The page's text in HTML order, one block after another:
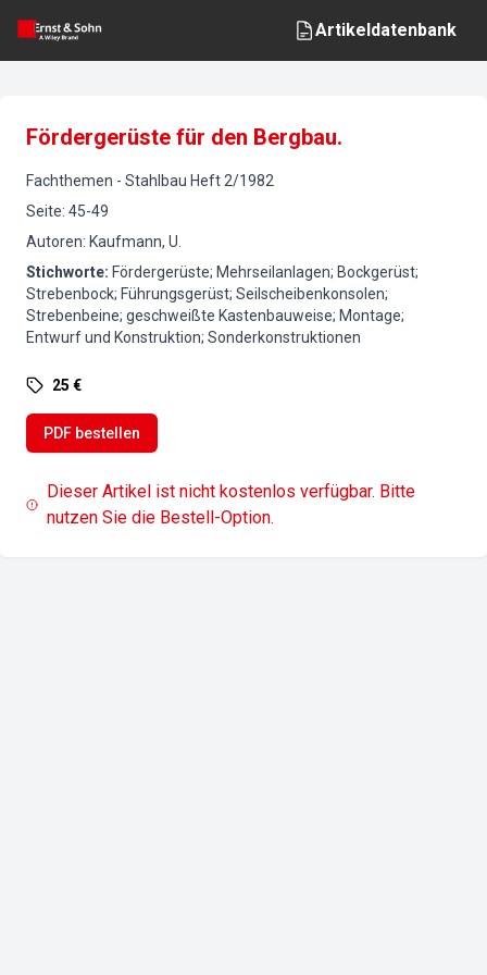
Artikeldatenbank
Fördergerüste für den Bergbau.
Fachthemen - Stahlbau Heft 2/1982
Seite: 45-49
Autoren: Kaufmann, U.
Stichworte: Fördergerüste; Mehrseilanlagen; Bockgerüst;
Strebenbock; Führungsgerüst; Seilscheibenkonsolen;
Strebenbeine; geschweißte Kastenbauweise; Montage;
Entwurf und Konstruktion; Sonderkonstruktionen
25 €
PDF bestellen
Dieser Artikel ist nicht kostenlos verfügbar. Bitte
nutzen Sie die Bestell-Option.